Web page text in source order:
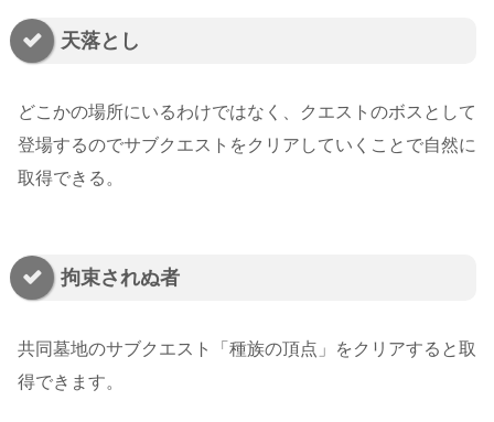
天落とし
どこかの場所にいるわけではなく、クエストのボスとして
登場するのでサブクエストをクリアしていくことで自然に
取得できる。
拘束されぬ者
共同墓地のサブクエスト「種族の頂点」をクリアすると取
得できます。